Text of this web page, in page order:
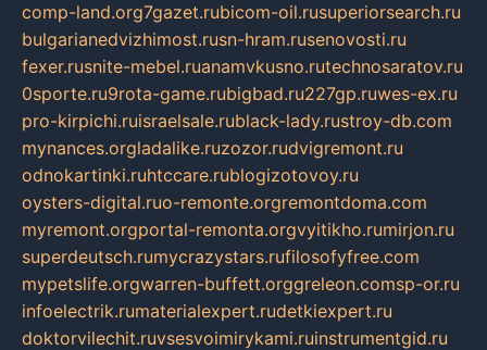
comp-land.org7gazet.rubicom-oil.rusuperiorsearch.ru
bulgarianedvizhimost.rusn-hram.rusenovosti.ru
fexer.rusnite-mebel.ruanamvkusno.rutechnosaratov.ru
0sporte.ru9rota-game.rubigbad.ru227gp.ruwes-ex.ru
pro-kirpichi.ruisraelsale.rublack-lady.rustroy-db.com
mynances.orgladalike.ruzozor.rudvigremont.ru
odnokartinki.ruhtccare.rublogizotovoy.ru
oysters-digital.ruo-remonte.orgremontdoma.com
myremont.orgportal-remonta.orgvyitikho.rumirjon.ru
superdeutsch.rumycrazystars.rufilosofyfree.com
mypetslife.orgwarren-buffett.orggreleon.comsp-or.ru
infoelectrik.rumaterialexpert.rudetkiexpert.ru
doktorvilechit.ruvsesvoimirykami.ruinstrumentgid.ru